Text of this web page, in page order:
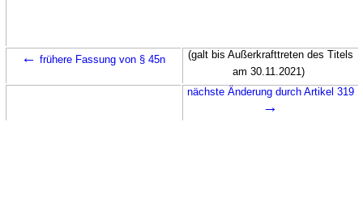
← frühere Fassung von § 45n
(galt bis Außerkrafttreten des Titels
am 30.11.2021)
nächste Änderung durch Artikel 319
→